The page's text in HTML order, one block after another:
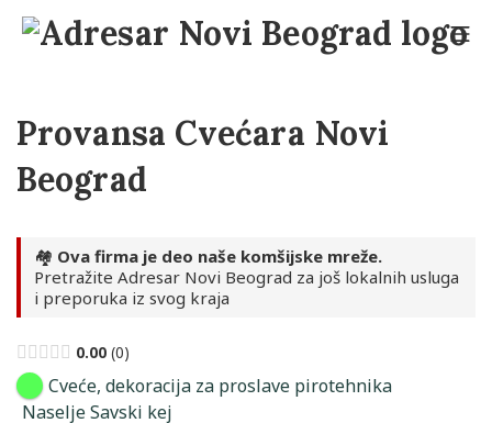
Provansa Cvećara Novi
Beograd
🏘️ Ova firma je deo naše komšijske mreže.
Pretražite Adresar Novi Beograd za još lokalnih usluga
i preporuka iz svog kraja
0.00 0
Cveće, dekoracija za proslave pirotehnika
Naselje Savski kej